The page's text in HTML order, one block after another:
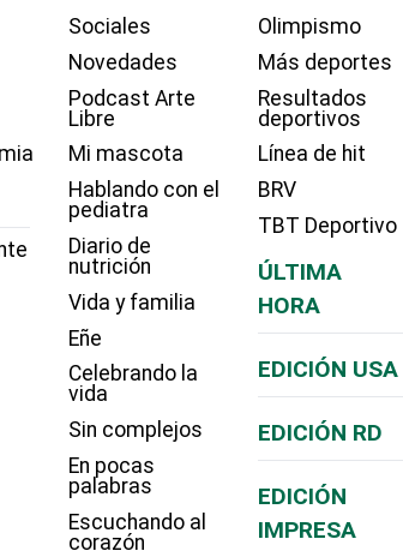
Sociales
Novedades
Podcast Arte
Libre
Mi mascota
Hablando con el
pediatra
Diario de
nutrición
Vida y familia
Eñe
Celebrando la
vida
Sin complejos
En pocas
palabras
Escuchando al
corazón
Olimpismo
Más deportes
Resultados
deportivos
Línea de hit
BRV
TBT Deportivo
ÚLTIMA
HORA
EDICIÓN USA
EDICIÓN RD
EDICIÓN
IMPRESA